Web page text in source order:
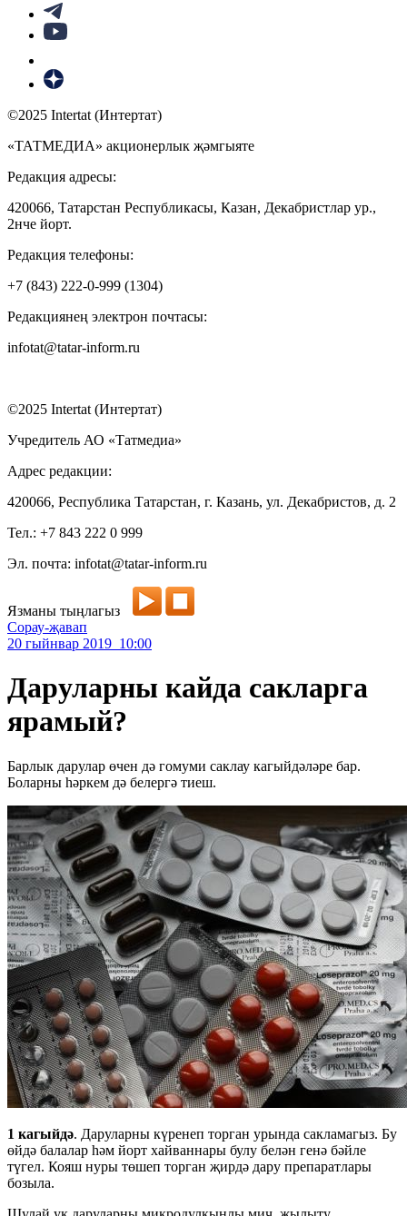
©2025 Intertat (Интертат)
«ТАТМЕДИА» акционерлык җәмгыяте
Редакция адресы:
420066, Татарстан Республикасы, Казан, Декабристлар ур.,
2нче йорт.
Редакция телефоны:
+7 (843) 222-0-999 (1304)
Редакциянең электрон почтасы:
infotat@tatar-inform.ru
©2025 Intertat (Интертат)
Учредитель АО «Татмедиа»
Адрес редакции:
420066, Республика Татарстан, г. Казань, ул. Декабристов, д. 2
Тел.: +7 843 222 0 999
Эл. почта: infotat@tatar-inform.ru
Язманы тыңлагыз
Сорау-җавап
20 гыйнвар 2019 10:00
Даруларны кайда сакларга
ярамый?
Барлык дарулар өчен дә гомуми саклау кагыйдәләре бар.
Боларны һәркем дә белергә тиеш.
1 кагыйдә. Даруларны күренеп торган урында сакламагыз. Бу
өйдә балалар һәм йорт хайваннары булу белән генә бәйле
түгел. Кояш нуры төшеп торган җирдә дару препаратлары
бозыла.